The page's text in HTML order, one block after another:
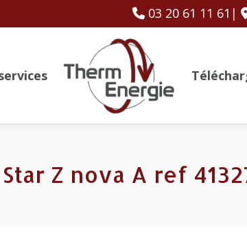
03 20 61 11 61|
Z nova A ref